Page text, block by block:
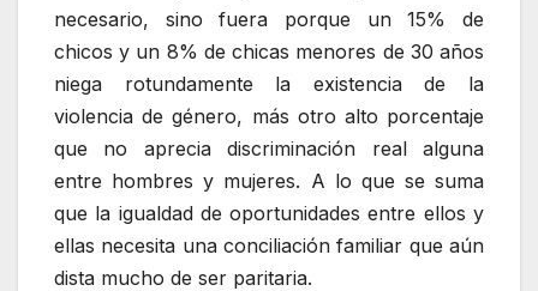
necesario, sino fuera porque un 15% de
chicos y un 8% de chicas menores de 30 años
niega rotundamente la existencia de la
violencia de género, más otro alto porcentaje
que no aprecia discriminación real alguna
entre hombres y mujeres. A lo que se suma
que la igualdad de oportunidades entre ellos y
ellas necesita una conciliación familiar que aún
dista mucho de ser paritaria.